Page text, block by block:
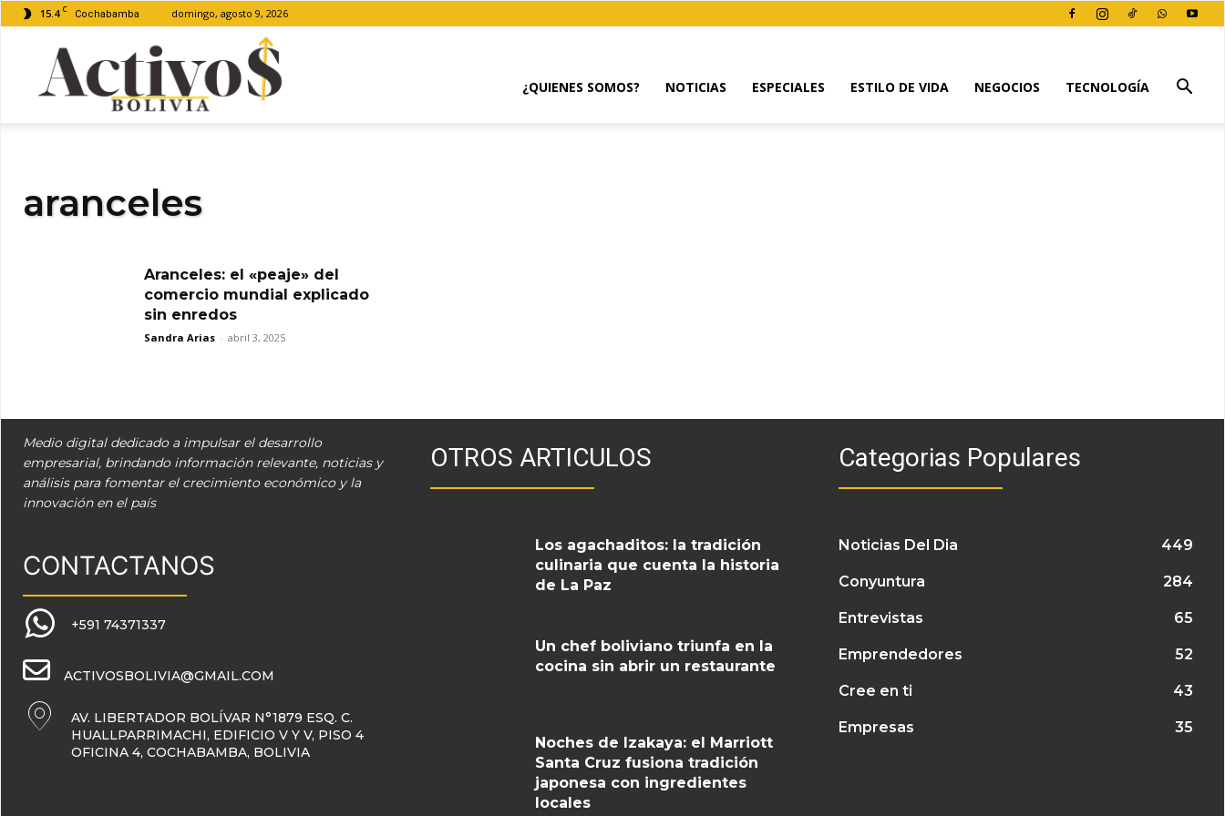
15.4 C Cochabamba domingo, agosto 9, 2026
¿QUIENES SOMOS? NOTICIAS ESPECIALES ESTILO DE VIDA NEGOCIOS TECNOLOGÍA
aranceles
Aranceles: el «peaje» del
comercio mundial explicado
sin enredos
Sandra Arias - abril 3, 2025
Medio digital dedicado a impulsar el desarrollo
empresarial, brindando información relevante, noticias y
análisis para fomentar el crecimiento económico y la
innovación en el país
CONTACTANOS
+591 74371337
ACTIVOSBOLIVIA@GMAIL.COM
AV. LIBERTADOR BOLÍVAR N°1879 ESQ. C.
HUALLPARRIMACHI, EDIFICIO V Y V, PISO 4
OFICINA 4, COCHABAMBA, BOLIVIA
OTROS ARTICULOS
Los agachaditos: la tradición
culinaria que cuenta la historia
de La Paz
Un chef boliviano triunfa en la
cocina sin abrir un restaurante
Noches de Izakaya: el Marriott
Santa Cruz fusiona tradición
japonesa con ingredientes
locales
Categorias Populares
Noticias Del Dia 449
Conyuntura 284
Entrevistas 65
Emprendedores 52
Cree en ti 43
Empresas 35